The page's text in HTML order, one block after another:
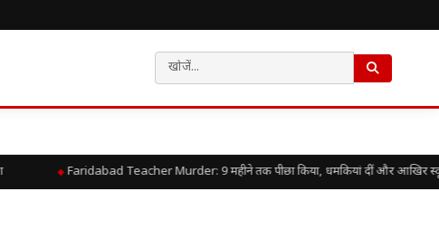
Faridabad Teacher Murder: 9 महीने तक पीछा किया, धमकियां दीं और आखिर